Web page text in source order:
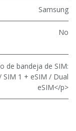
Samsung
No
de bandeja de SIM:
SIM 1 + eSIM / Dual
eSIM</p>